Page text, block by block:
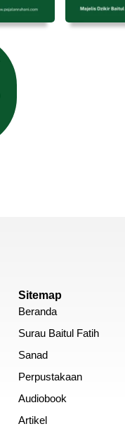
Sitemap
Beranda
Surau Baitul Fatih
Sanad
Perpustakaan
Audiobook
Artikel